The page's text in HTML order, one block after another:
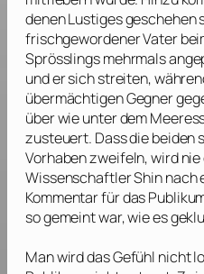
denen Lustiges geschehen
frischgewordener Vater
Sprösslings mehrmals
und er sich streiten,
übermächtigen Gegner
über wie unter dem
zusteuert. Dass die beiden
Vorhaben zweifeln, wird
Wissenschaftler Shin nach
Kommentar für das
so gemeint war, wie es
Man wird das Gefühl nicht